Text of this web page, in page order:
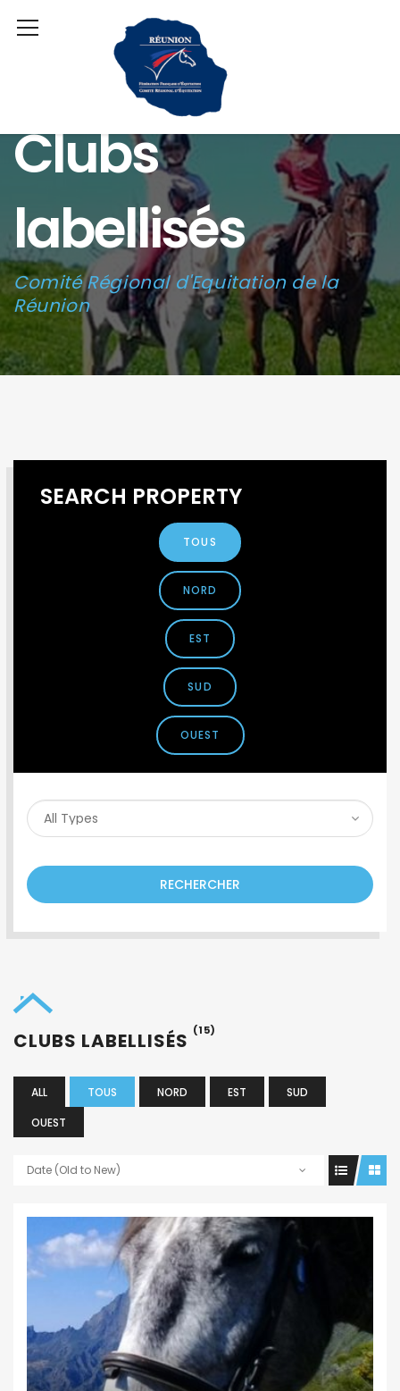
Clubs
labellisés
Comité Régional d'Equitation de la
Réunion
SEARCH PROPERTY
TOUS
NORD
EST
SUD
OUEST
RECHERCHER
CLUBS LABELLISÉS (15)
ALL TOUS NORD EST
SUD
OUEST
Date (Old to New)